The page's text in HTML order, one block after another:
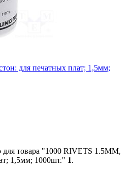
для печатных плат; 1,5мм;
товара "1000 RIVETS 1.5MM,
1,5мм; 1000шт." 1.